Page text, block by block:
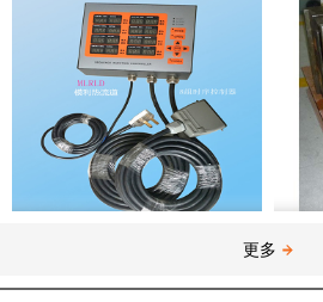
更多